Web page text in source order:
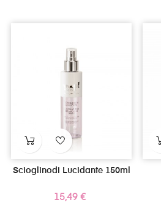
Scioglinodi Lucidante 150ml
Prezzo
15,49 €